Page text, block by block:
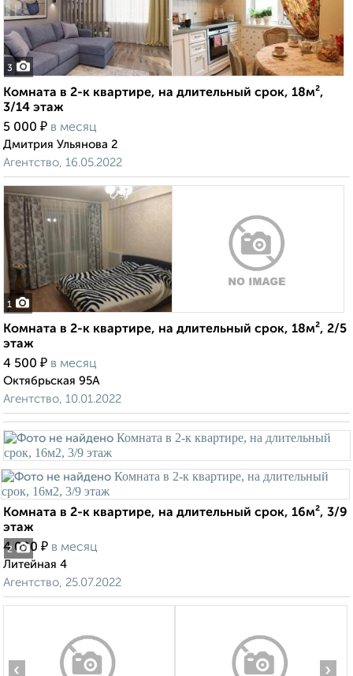
3
Комната в 2-к квартире, на длительный срок, 18м²,
3/14 этаж
5 000 ₽ в месяц
Дмитрия Ульянова 2
Агентство, 16.05.2022
1
Комната в 2-к квартире, на длительный срок, 18м², 2/5
этаж
4 500 ₽ в месяц
Октябрьская 95А
Агентство, 10.01.2022
2
Комната в 2-к квартире, на длительный срок, 16м², 3/9
этаж
4 000 ₽ в месяц
Литейная 4
Агентство, 25.07.2022
‹ ›